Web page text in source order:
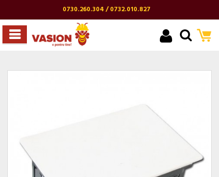
0730.260.304 / 0732.010.827